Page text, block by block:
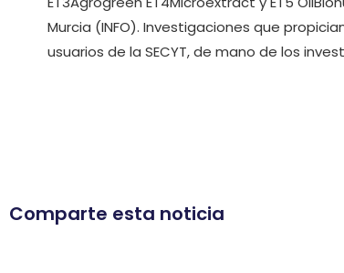
Murcia (INFO). Investigaciones que
usuarios de la SECYT, de mano de los
Comparte esta noticia